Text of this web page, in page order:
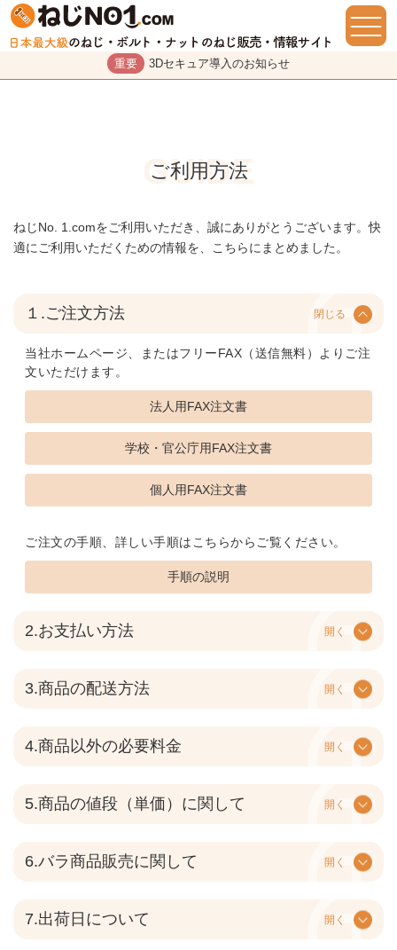
重要 3Dセキュア導入のお知らせ
ご利用方法
ねじNo. 1.comをご利用いただき、誠にありがとうございます。快
適にご利用いただくための情報を、こちらにまとめました。
１.ご注文方法 閉じる
当社ホームページ、またはフリーFAX（送信無料）よりご注
文いただけます。
法人用FAX注文書
学校・官公庁用FAX注文書
個人用FAX注文書
ご注文の手順、詳しい手順はこちらからご覧ください。
手順の説明
2.お支払い方法 開く
3.商品の配送方法 開く
4.商品以外の必要料金 開く
5.商品の値段（単価）に関して 開く
6.バラ商品販売に関して 開く
7.出荷日について 開く